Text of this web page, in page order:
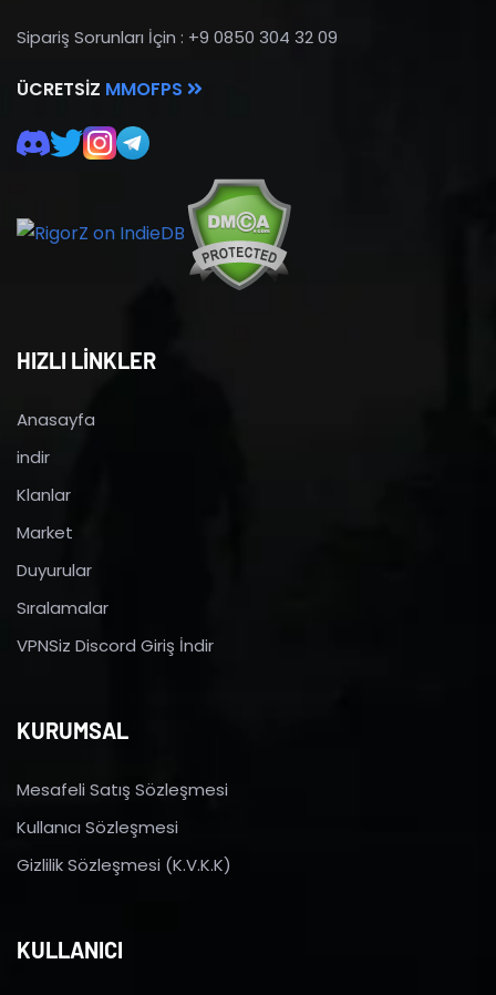
Sipariş Sorunları İçin : +9 0850 304 32 09
ÜCRETSIZ MMOFPS
HIZLI LİNKLER
Anasayfa
indir
Klanlar
Market
Duyurular
Sıralamalar
VPNSiz Discord Giriş İndir
KURUMSAL
Mesafeli Satış Sözleşmesi
Kullanıcı Sözleşmesi
Gizlilik Sözleşmesi (K.V.K.K)
KULLANICI